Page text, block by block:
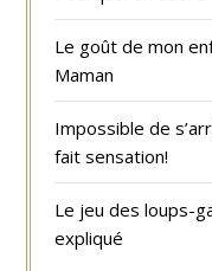
Le goût de mon
Maman
Impossible de
fait sensation!
Le jeu des loups-
expliqué